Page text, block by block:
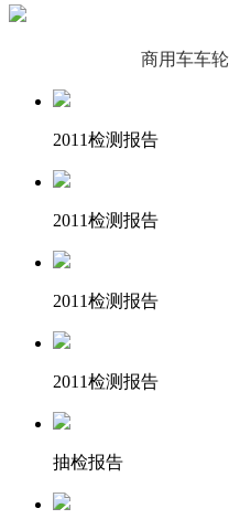
商用车车
2011检测报告
2011检测报告
2011检测报告
2011检测报告
抽检报告